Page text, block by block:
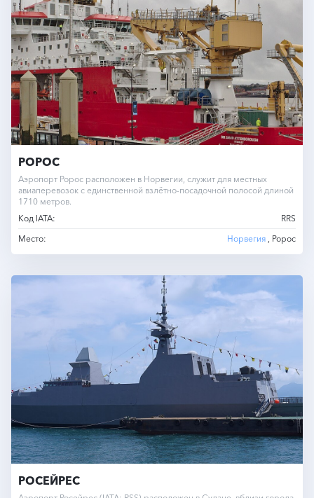
РОРОС
Аэропорт Ророс расположен в Норвегии, служит для местных
авиаперевозок с единственной взлётно-посадочной полосой длиной
1710 метров.
Код IATA:
RRS
Место:
Норвегия , Ророс
РОСЕЙРЕС